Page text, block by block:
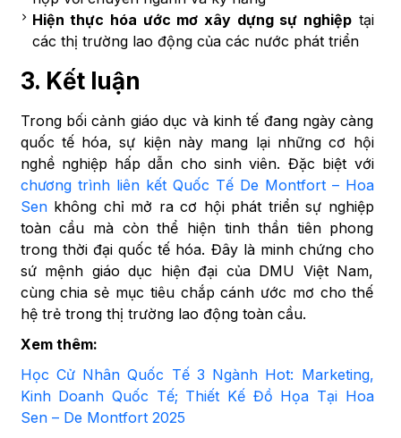
Hiện thực hóa ước mơ xây dựng sự nghiệptại
các thị trường lao động của các nước phát triển
3. Kết luận
Trong bối cảnh giáo dục và kinh tế đang ngày càng
quốc tế hóa, sự kiện này mang lại những cơ hội
nghề nghiệp hấp dẫn cho sinh viên. Đặc biệt với
chương trình liên kết Quốc Tế De Montfort – Hoa
Sen không chỉ mở ra cơ hội phát triển sự nghiệp
toàn cầu mà còn thể hiện tinh thần tiên phong
trong thời đại quốc tế hóa. Đây là minh chứng cho
sứ mệnh giáo dục hiện đại của DMU Việt Nam,
cùng chia sẻ mục tiêu chắp cánh ước mơ cho thế
hệ trẻ trong thị trường lao động toàn cầu.
Xem thêm:
Học Cử Nhân Quốc Tế 3 Ngành Hot: Marketing,
Kinh Doanh Quốc Tế; Thiết Kế Đồ Họa Tại Hoa
Sen – De Montfort 2025